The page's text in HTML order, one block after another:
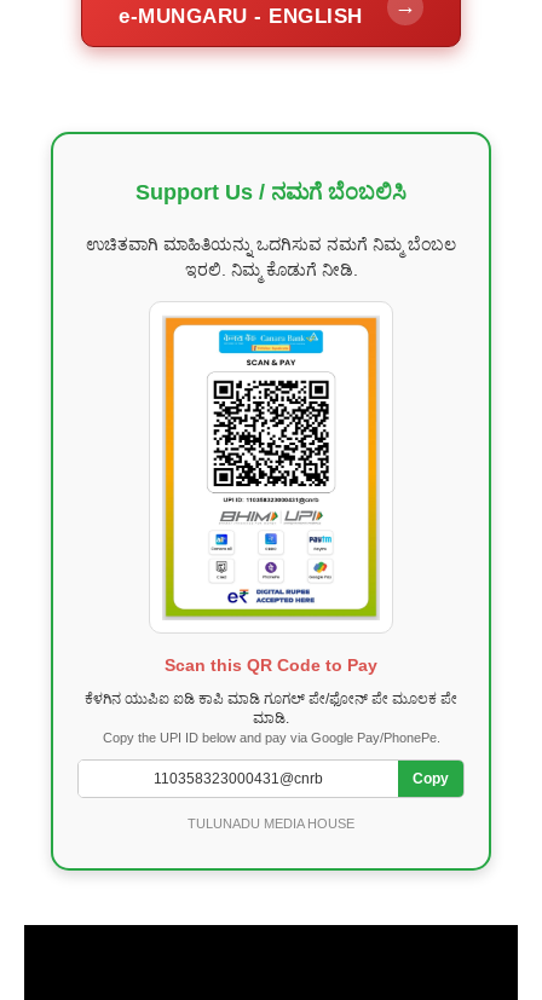
e-MUNGARU - ENGLISH →
Support Us / ನಮಗೆ ಬೆಂಬಲಿಸಿ
ಉಚಿತವಾಗಿ ಮಾಹಿತಿಯನ್ನು ಒದಗಿಸುವ ನಮಗೆ ನಿಮ್ಮ ಬೆಂಬಲ
ಇರಲಿ. ನಿಮ್ಮ ಕೊಡುಗೆ ನೀಡಿ.
Scan this QR Code to Pay
ಕೆಳಗಿನ ಯುಪಿಐ ಐಡಿ ಕಾಪಿ ಮಾಡಿ ಗೂಗಲ್ ಪೇ/ಫೋನ್ ಪೇ ಮೂಲಕ ಪೇ
ಮಾಡಿ.
Copy the UPI ID below and pay via Google Pay/PhonePe.
Copy
TULUNADU MEDIA HOUSE